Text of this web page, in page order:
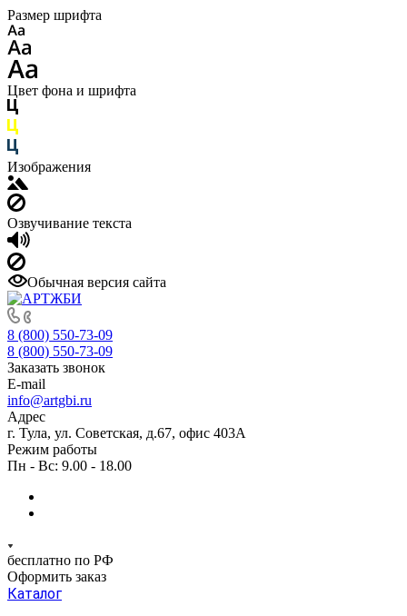
Размер шрифта
Цвет фона и шрифта
Изображения
Озвучивание текста
Обычная версия сайта
8 (800) 550-73-09
8 (800) 550-73-09
Заказать звонок
E-mail
info@artgbi.ru
Адрес
г. Тула, ул. Советская, д.67, офис 403А
Режим работы
Пн - Вс: 9.00 - 18.00
бесплатно по РФ
Оформить заказ
Каталог